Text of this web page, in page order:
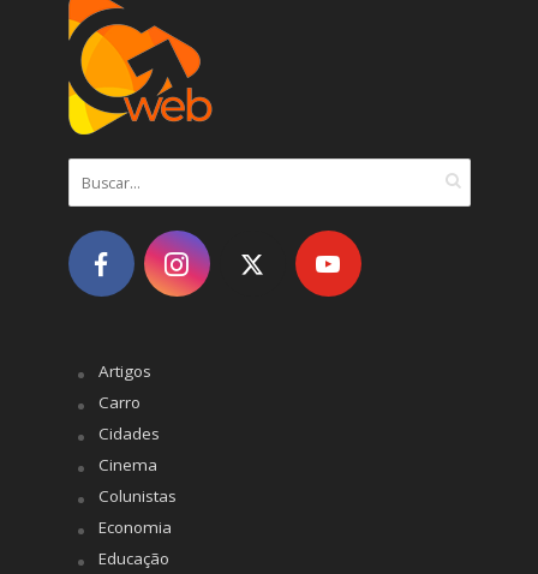
Artigos
Carro
Cidades
Cinema
Colunistas
Economia
Educação